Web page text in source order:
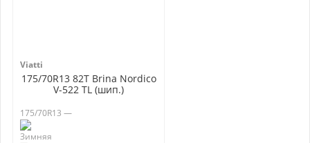
Viatti
175/70R13 82T Brina Nordico
V-522 TL (шип.)
175/70R13 —